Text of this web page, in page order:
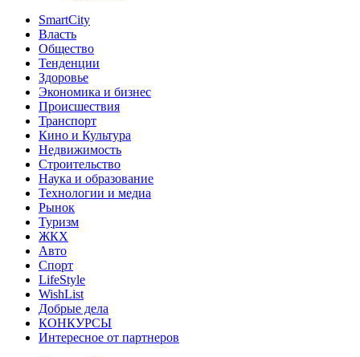
SmartCity
Власть
Общество
Тенденции
Здоровье
Экономика и бизнес
Происшествия
Транспорт
Кино и Культура
Недвижимость
Строительство
Наука и образование
Технологии и медиа
Рынок
Туризм
ЖКХ
Авто
Спорт
LifeStyle
WishList
Добрые дела
КОНКУРСЫ
Интересное от партнеров